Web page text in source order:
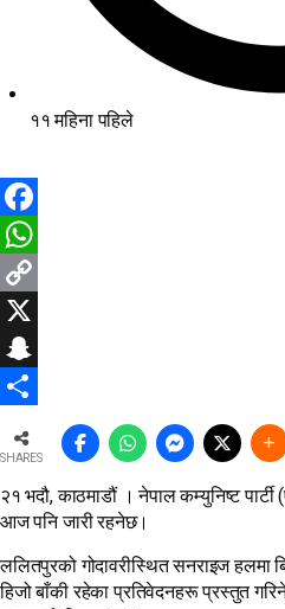
११ महिना पहिले
Facebook
WhatsApp
Copy
Link
X
Snapchat
SHARES
२१ भदौ, काठमाडौं । नेपाल कम्युनिष्ट पार्टी
आज पनि जारी रहनेछ।
ललितपुरको गोदावरीस्थित सनराइज हलमा
हिजो बाँकी रहेका प्रतिवेदनहरू प्रस्तुत